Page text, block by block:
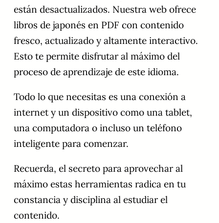
están desactualizados. Nuestra web ofrece
libros de japonés en PDF con contenido
fresco, actualizado y altamente interactivo.
Esto te permite disfrutar al máximo del
proceso de aprendizaje de este idioma.
Todo lo que necesitas es una conexión a
internet y un dispositivo como una tablet,
una computadora o incluso un teléfono
inteligente para comenzar.
Recuerda, el secreto para aprovechar al
máximo estas herramientas radica en tu
constancia y disciplina al estudiar el
contenido.